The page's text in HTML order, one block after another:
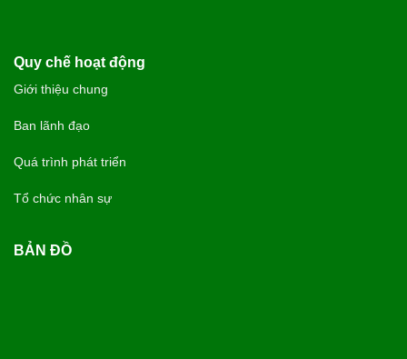
Quy chế hoạt động
Giới thiệu chung
Ban lãnh đạo
Quá trình phát triển
Tổ chức nhân sự
BẢN ĐỒ